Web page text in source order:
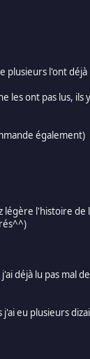
plusieurs l'ont
les ont pas lus, ils
également)
légère l'histoire de
déjà lu pas mal
eu plusieurs